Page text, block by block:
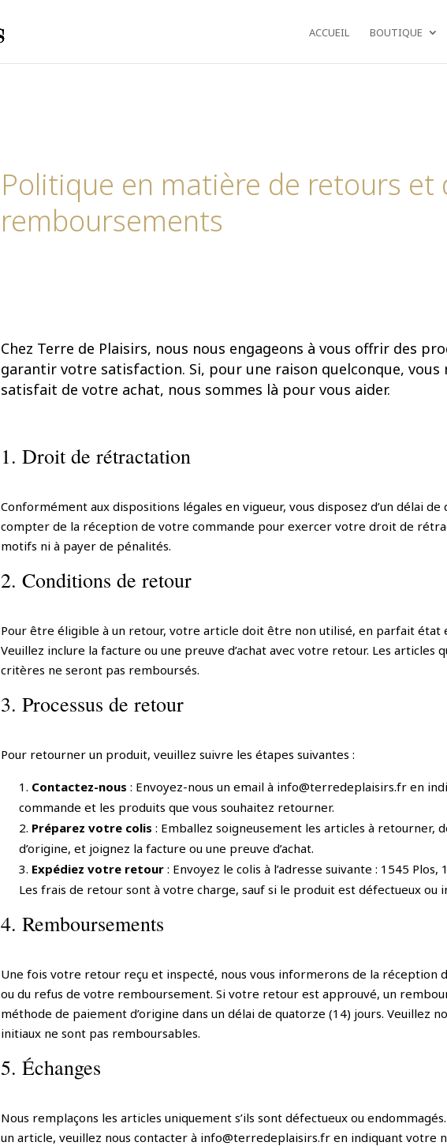
ACCUEIL BOUTIQUE
Politique en matière de retours et
remboursements
Chez Terre de Plaisirs, nous nous engageons à vous offrir des
garantir votre satisfaction. Si, pour une raison quelconque, vous
satisfait de votre achat, nous sommes là pour vous aider.
1. Droit de rétractation
Conformément aux dispositions légales en vigueur, vous disposez d’un délai
compter de la réception de votre commande pour exercer votre droit de
motifs ni à payer de pénalités.
2. Conditions de retour
Pour être éligible à un retour, votre article doit être non utilisé, en parfait état
Veuillez inclure la facture ou une preuve d’achat avec votre retour. Les articles
critères ne seront pas remboursés.
3. Processus de retour
Pour retourner un produit, veuillez suivre les étapes suivantes :
Contactez-nous : Envoyez-nous un email à info@terredeplaisirs.fr en
commande et les produits que vous souhaitez retourner.
Préparez votre colis : Emballez soigneusement les articles à retourner,
d’origine, et joignez la facture ou une preuve d’achat.
Expédiez votre retour: Envoyez le colis à l’adresse suivante : 1545 Plos,
Les frais de retour sont à votre charge, sauf si le produit est défectueux ou
4. Remboursements
Une fois votre retour reçu et inspecté, nous vous informerons de la réception
ou du refus de votre remboursement. Si votre retour est approuvé, un
méthode de paiement d’origine dans un délai de quatorze (14) jours. Veuillez
initiaux ne sont pas remboursables.
5. Échanges
Nous remplaçons les articles uniquement s’ils sont défectueux ou
un article, veuillez nous contacter à info@terredeplaisirs.fr en indiquant votre